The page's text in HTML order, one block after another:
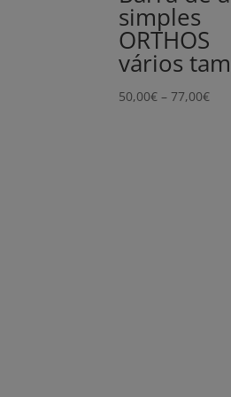
simples
ORTHOS
vários
50,00€ – 77,00€Price